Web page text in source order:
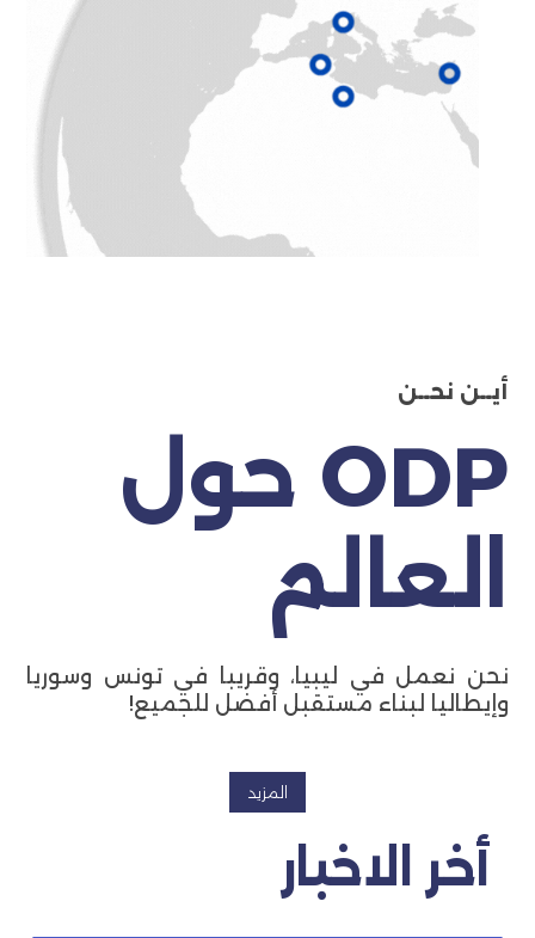
أيــن نحــن
ODP حول
العالم
نحن نعمل في ليبيا، وقريبا في تونس وسوريا
وإيطاليا لبناء مستقبل أفضل للجميع!
المزيد
أخر الاخبار